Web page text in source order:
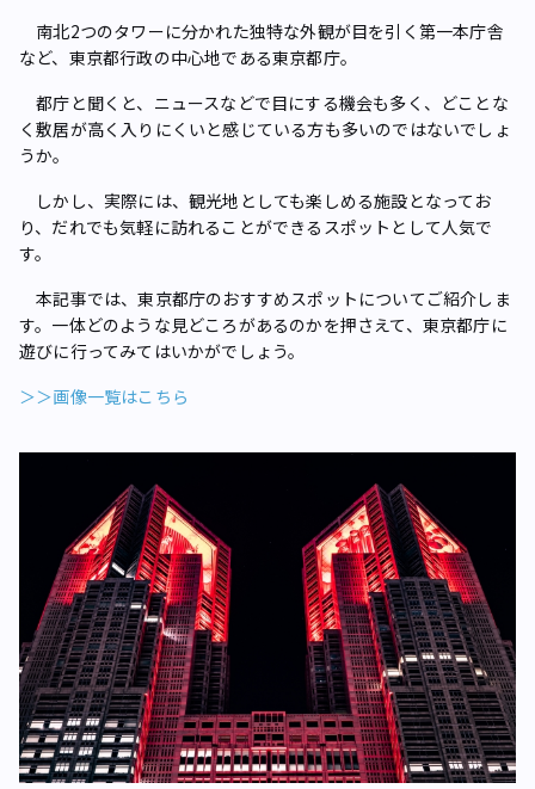
南北2つのタワーに分かれた独特な外観が目を引く第一本庁舎
など、東京都行政の中心地である東京都庁。
都庁と聞くと、ニュースなどで目にする機会も多く、どことな
く敷居が高く入りにくいと感じている方も多いのではないでしょ
うか。
しかし、実際には、観光地としても楽しめる施設となってお
り、だれでも気軽に訪れることができるスポットとして人気で
す。
本記事では、東京都庁のおすすめスポットについてご紹介しま
す。一体どのような見どころがあるのかを押さえて、東京都庁に
遊びに行ってみてはいかがでしょう。
＞＞画像一覧はこちら